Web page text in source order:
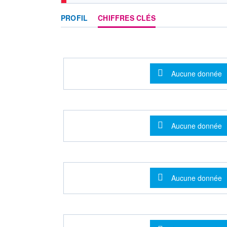
PROFIL CHIFFRES CLÉS
Message
Aucune donnée
Message
Aucune donnée
Message
Aucune donnée